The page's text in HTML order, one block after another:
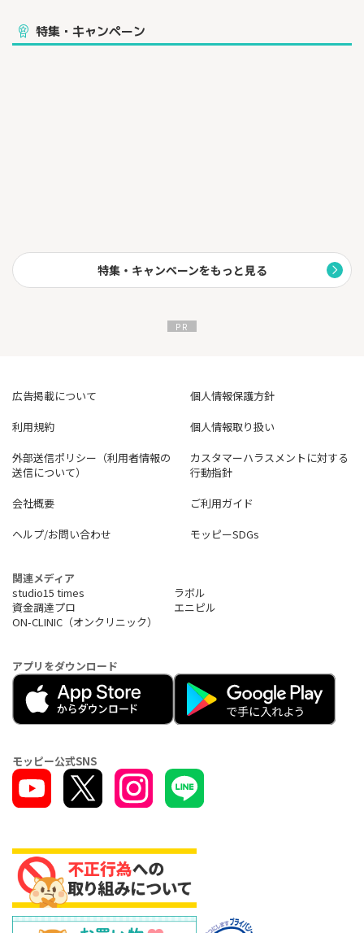
※1ポイント最大5円相当のアイテムと交換の場合となります。
※交換商品によっては、1ポイントの価値は5円未満になりま
特集・キャンペーン
特集・キャンペーンをもっと見る
広告掲載について
個人情報保護方針
利用規約
個人情報取り扱い
外部送信ポリシー（利用者情報の
送信について）
カスタマーハラスメントに対する
行動指針
会社概要
ご利用ガイド
ヘルプ/お問い合わせ
モッピーSDGs
関連メディア
studio15 times
ラボル
資金調達プロ
エニピル
ON-CLINIC（オンクリニック）
アプリをダウンロード
モッピー公式SNS